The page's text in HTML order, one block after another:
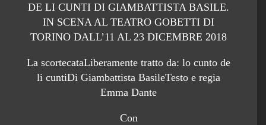
DE LI CUNTI DI GIAMBATTISTA BASILE.
IN SCENA AL TEATRO GOBETTI DI
TORINO DALL’11 AL 23 DICEMBRE 2018
La scortecataLiberamente tratto da: lo cunto de
li cuntiDi Giambattista BasileTesto e regia
Emma Dante
Con